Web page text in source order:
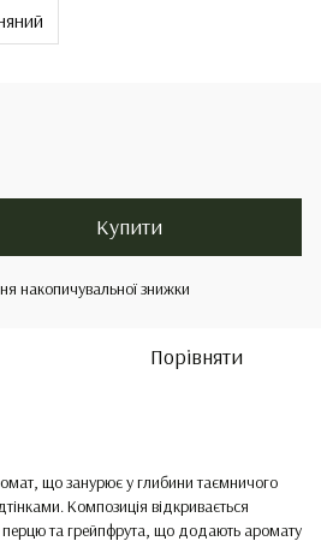
Купити
накопичувальної знижки
Порівняти
що занурює у глибини таємничого
Композиція відкривається
та грейпфрута, що додають аромату